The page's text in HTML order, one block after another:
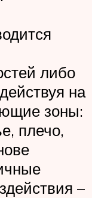
либо
на
зоны:
плечо,
–